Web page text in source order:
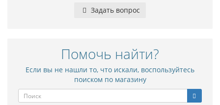
Задать вопрос
Помочь найти?
Если вы не нашли то, что искали, воспользуйтесь
поиском по магазину